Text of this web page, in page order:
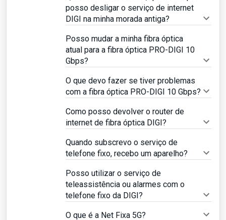
posso desligar o serviço de internet
DIGI na minha morada antiga?
Posso mudar a minha fibra óptica
atual para a fibra óptica PRO-DIGI 10
Gbps?
O que devo fazer se tiver problemas
com a fibra óptica PRO-DIGI 10 Gbps?
Como posso devolver o router de
internet de fibra óptica DIGI?
Quando subscrevo o serviço de
telefone fixo, recebo um aparelho?
Posso utilizar o serviço de
teleassistência ou alarmes com o
telefone fixo da DIGI?
O que é a Net Fixa 5G?